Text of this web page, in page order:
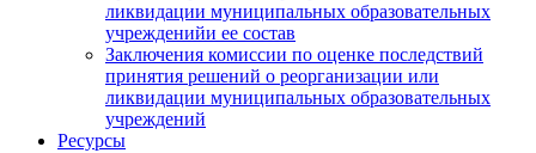
ликвидации муниципальных образовательных
учрежденийи ее состав
Заключения комиссии по оценке последствий
принятия решений о реорганизации или
ликвидации муниципальных образовательных
учреждений
Ресурсы